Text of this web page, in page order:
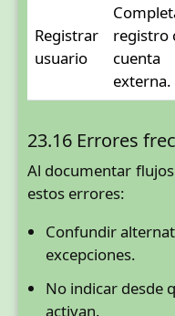
Registrar
usuario
registro
cuenta
externa.
23.16 Errores
Al documentar
estos errores:
Confundir
excepciones.
No indicar desde
activan.